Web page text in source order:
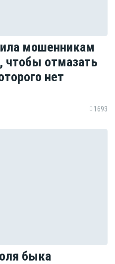
мошенникам
чтобы отмазать
нет
1693
быка